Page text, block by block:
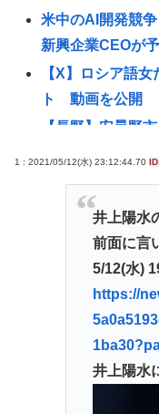
米中のAI開発競
新興企業CEOが予
【X】ロシア語
ト 動画を公開
【長野】安曇野
8割がGemini利
トー横キッズ、
もしてくれなく
【高市早苗】マ
は」って言って
てくんなよ
【中共を共産主
1 : 2021/05/12(水) 23:12:44.70
井上陽水
前面に言
5/12(水)
https://
井上陽水